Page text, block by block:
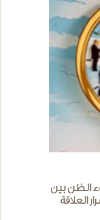
الظن بين
العلاقة